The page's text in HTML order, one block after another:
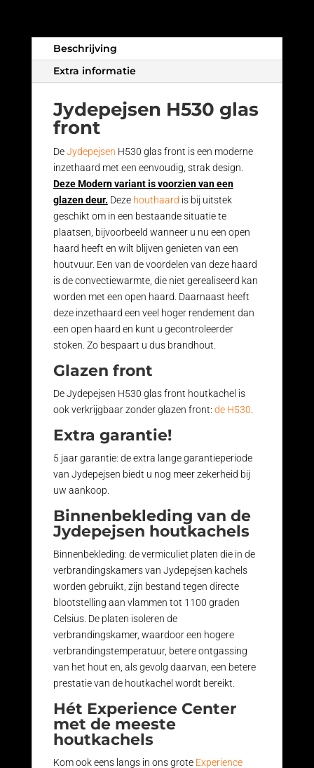
Beschrijving
Extra informatie
Jydepejsen H530 glas
front
DeJydepejsen H530 glas front is een moderne
inzethaard met een eenvoudig, strak design.
Deze Modern variant is voorzien van een
glazen deur. Deze houthaard is bij uitstek
geschikt om in een bestaande situatie te
plaatsen, bijvoorbeeld wanneer u nu een open
haard heeft en wilt blijven genieten van een
houtvuur. Een van de voordelen van deze haard
is de convectiewarmte, die niet gerealiseerd kan
worden met een open haard. Daarnaast heeft
deze inzethaard een veel hoger rendement dan
een open haard en kunt u gecontroleerder
stoken. Zo bespaart u dus brandhout.
Glazen front
De Jydepejsen H530 glas front houtkachel is
ook verkrijgbaar zonder glazen front: de H530
Extra garantie!
5 jaar garantie: de extra lange garantieperiode
van Jydepejsen biedt u nog meer zekerheid bij
uw aankoop.
Binnenbekleding van de
Jydepejsen houtkachels
Binnenbekleding: de vermiculiet platen die in de
verbrandingskamers van Jydepejsen kachels
worden gebruikt, zijn bestand tegen directe
blootstelling aan vlammen tot 1100 graden
Celsius. De platen isoleren de
verbrandingskamer, waardoor een hogere
verbrandingstemperatuur, betere ontgassing
van het hout en, als gevolg daarvan, een betere
prestatie van de houtkachel wordt bereikt.
Hét Experience Center
met de meeste
houtkachels
Kom ook eens langs in ons grote Experience